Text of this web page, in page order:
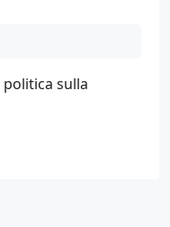
politica sulla